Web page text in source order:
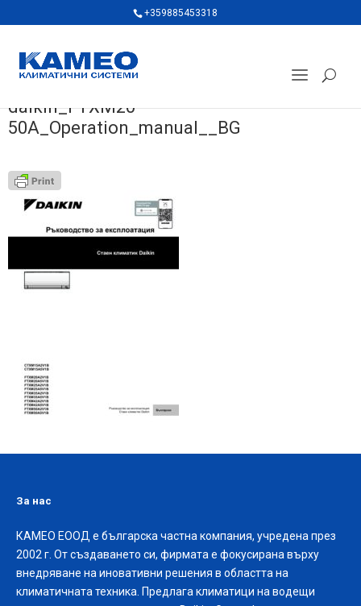
+359885453318
daikin_FTXM20-
50A_Operation_manual__BG
За нас
КАМЕО ЕООД е българска частна компания, учредена през
2002 г. От създаването си, фирмата е фокусирана върху
внедряване на иновативни решения в областта на
климатичната техника. Предлага климатици на водещи